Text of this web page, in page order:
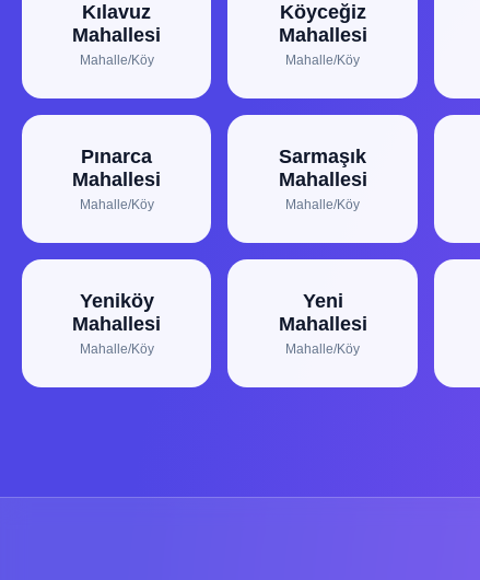
Kılavuz
Mahallesi
Mahalle/Köy
Köyceğiz
Mahallesi
Mahalle/Köy
Pınarca
Mahallesi
Mahalle/Köy
Sarmaşık
Mahallesi
Mahalle/Köy
Yeniköy
Mahallesi
Mahalle/Köy
Yeni
Mahallesi
Mahalle/Köy